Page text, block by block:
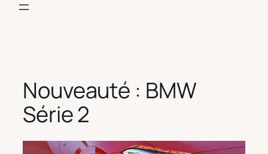
Nouveauté : BMW
Série 2